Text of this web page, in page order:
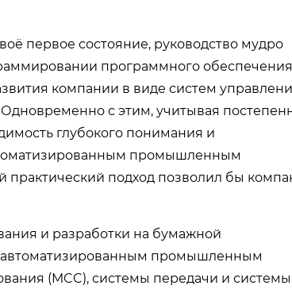
первое состояние, руководство мудро
программного
компании в виде систем
с этим, учитывая
глубокого понимания и
промышленным
практический подход позволил бы
и разработки на бумажной
промышленным
(MCC), системы передачи и системы